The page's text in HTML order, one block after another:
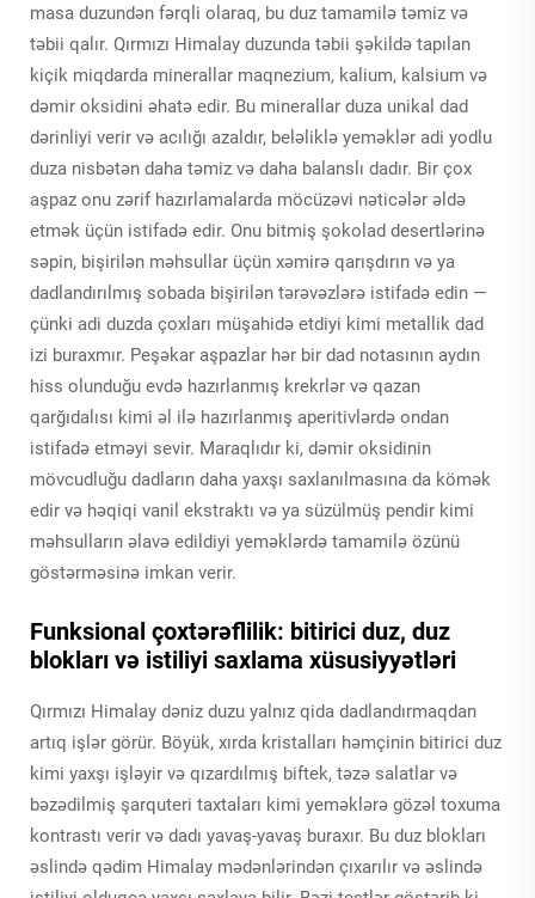
masa duzundən fərqli olaraq, bu duz tamamilə təmiz və
təbii qalır. Qırmızı Himalay duzunda təbii şəkildə tapılan
kiçik miqdarda minerallar maqnezium, kalium, kalsium və
dəmir oksidini əhatə edir. Bu minerallar duza unikal dad
dərinliyi verir və acılığı azaldır, beləliklə yeməklər adi yodlu
duza nisbətən daha təmiz və daha balanslı dadır. Bir çox
aşpaz onu zərif hazırlamalarda möcüzəvi nəticələr əldə
etmək üçün istifadə edir. Onu bitmiş şokolad desertlərinə
səpin, bişirilən məhsullar üçün xəmirə qarışdırın və ya
dadlandırılmış sobada bişirilən tərəvəzlərə istifadə edin —
çünki adi duzda çoxları müşahidə etdiyi kimi metallik dad
izi buraxmır. Peşəkar aşpazlar hər bir dad notasının aydın
hiss olunduğu evdə hazırlanmış krekrlər və qazan
qarğıdalısı kimi əl ilə hazırlanmış aperitivlərdə ondan
istifadə etməyi sevir. Maraqlıdır ki, dəmir oksidinin
mövcudluğu dadların daha yaxşı saxlanılmasına da kömək
edir və həqiqi vanil ekstraktı və ya süzülmüş pendir kimi
məhsulların əlavə edildiyi yeməklərdə tamamilə özünü
göstərməsinə imkan verir.
Funksional çoxtərəflilik: bitirici duz, duz
blokları və istiliyi saxlama xüsusiyyətləri
Qırmızı Himalay dəniz duzu yalnız qida dadlandırmaqdan
artıq işlər görür. Böyük, xırda kristalları həmçinin bitirici duz
kimi yaxşı işləyir və qızardılmış biftek, təzə salatlar və
bəzədilmiş şarquteri taxtaları kimi yeməklərə gözəl toxuma
kontrastı verir və dadı yavaş-yavaş buraxır. Bu duz blokları
əslində qədim Himalay mədənlərindən çıxarılır və əslində